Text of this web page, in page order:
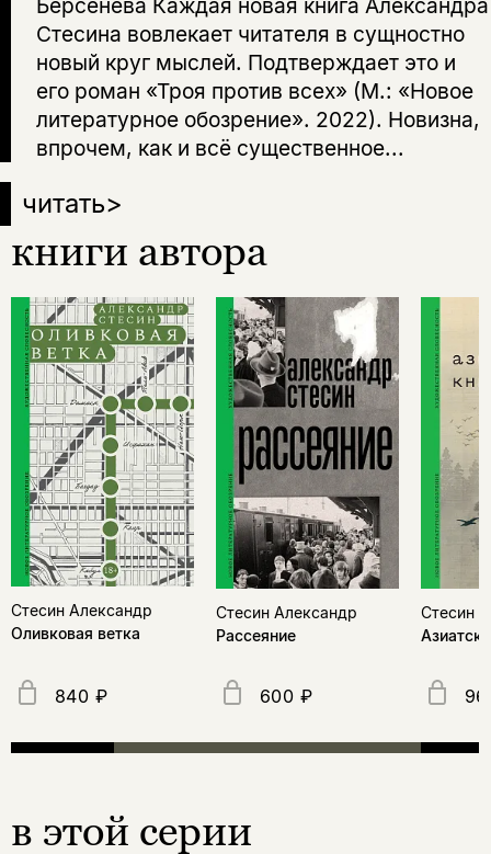
Стесина вовлекает читателя в сущностно
новый круг мыслей. Подтверждает это и
его роман «Троя против всех» (М.: «Новое
литературное обозрение». 2022). Новизна,
впрочем, как и всё существенное...
читать>
книги автора
Стесин Александр
Оливковая ветка
840 ₽
Стесин Александр
Рассеяние
600 ₽
Стесин
в этой серии